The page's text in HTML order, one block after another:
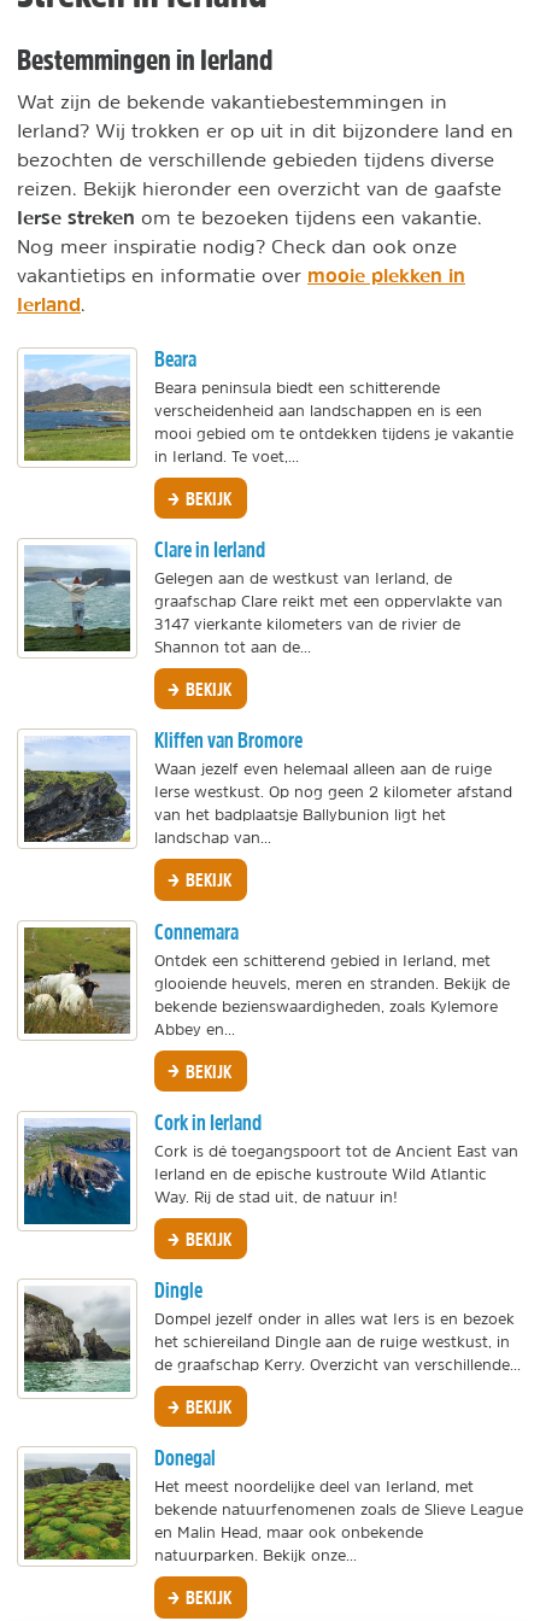
Bestemmingen in Ierland
Wat zijn de bekende vakantiebestemmingen in
Ierland? Wij trokken er op uit in dit bijzondere land en
bezochten de verschillende gebieden tijdens diverse
reizen. Bekijk hieronder een overzicht van de gaafste
Ierse streken om te bezoeken tijdens een vakantie.
Nog meer inspiratie nodig? Check dan ook onze
vakantietips en informatie over mooie plekken in
Ierland
Beara
Beara peninsula biedt een schitterende
verscheidenheid aan landschappen en is een
mooi gebied om te ontdekken tijdens je vakantie
in Ierland. Te voet,...
BEKIJK
Clare in Ierland
Gelegen aan de westkust van Ierland, de
graafschap Clare reikt met een oppervlakte van
3147 vierkante kilometers van de rivier de
Shannon tot aan de...
BEKIJK
Kliffen van Bromore
Waan jezelf even helemaal alleen aan de ruige
Ierse westkust. Op nog geen 2 kilometer afstand
van het badplaatsje Ballybunion ligt het
landschap van...
BEKIJK
Connemara
Ontdek een schitterend gebied in Ierland, met
glooiende heuvels, meren en stranden. Bekijk de
bekende bezienswaardigheden, zoals Kylemore
Abbey en...
BEKIJK
Cork in Ierland
Cork is dé toegangspoort tot de Ancient East van
Ierland en de epische kustroute Wild Atlantic
Way. Rij de stad uit, de natuur in!
BEKIJK
Dingle
Dompel jezelf onder in alles wat Iers is en bezoek
het schiereiland Dingle aan de ruige westkust, in
de graafschap Kerry. Overzicht van verschillende...
BEKIJK
Donegal
Het meest noordelijke deel van Ierland, met
bekende natuurfenomenen zoals de Slieve League
en Malin Head, maar ook onbekende
natuurparken. Bekijk onze...
BEKIJK